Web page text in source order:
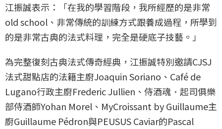
江振誠表示：「在我的學習階段，我所經歷的是非常
old school、非常傳統的訓練方式跟養成過程，所學到
的是非常古典的法式料理，完全是硬底子技藝。」
為完整復刻古典法式傳奇經典，江振誠特別邀請CJSJ
法式甜點店的法籍主廚Joaquin Soriano、Café de
Lugano行政主廚Frederic Jullien、侍酒魂．起司俱樂
部侍酒師Yohan Morel、MyCroissant by Guillaume主
廚Guillaume Pédron與PEUSUS Caviar的Pascal